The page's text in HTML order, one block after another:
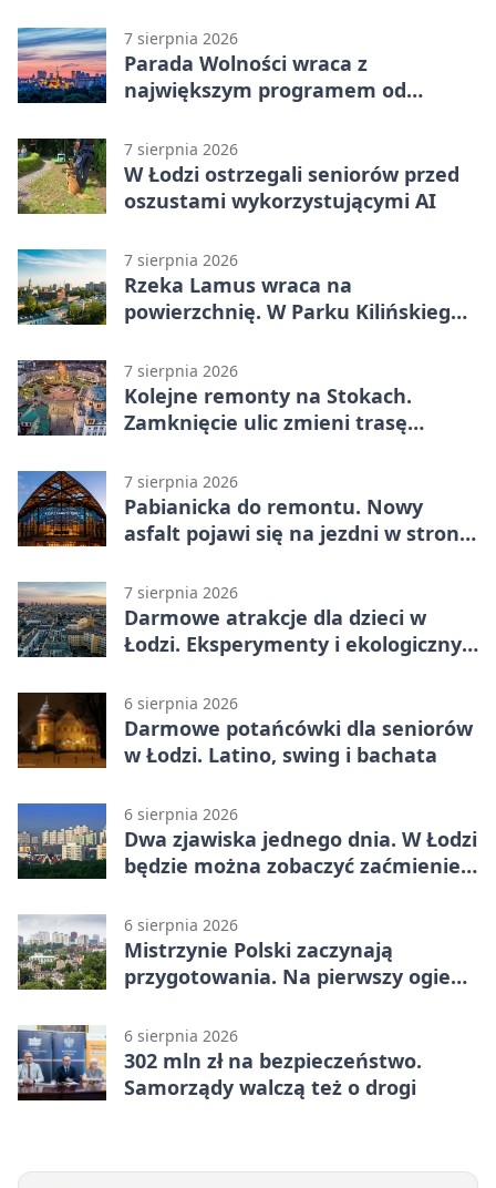
7 sierpnia 2026
Parada Wolności wraca z
największym programem od
platform
7 sierpnia 2026
W Łodzi ostrzegali seniorów przed
oszustami wykorzystującymi AI
7 sierpnia 2026
Rzeka Lamus wraca na
powierzchnię. W Parku Kilińskiego
7 sierpnia 2026
Kolejne remonty na Stokach.
Zamknięcie ulic zmieni trasę
7 sierpnia 2026
Pabianicka do remontu. Nowy
asfalt pojawi się na jezdni w stronę
7 sierpnia 2026
Darmowe atrakcje dla dzieci w
Łodzi. Eksperymenty i ekologiczny
6 sierpnia 2026
Darmowe potańcówki dla seniorów
w Łodzi. Latino, swing i bachata
6 sierpnia 2026
Dwa zjawiska jednego dnia. W Łodzi
będzie można zobaczyć zaćmienie i
6 sierpnia 2026
Mistrzynie Polski zaczynają
przygotowania. Na pierwszy ogień
6 sierpnia 2026
302 mln zł na bezpieczeństwo.
Samorządy walczą też o drogi